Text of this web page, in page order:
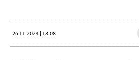
26.11.2024 | 18:08